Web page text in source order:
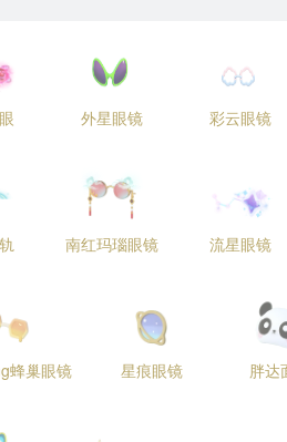
外星眼镜 彩云眼镜
南红玛瑙眼镜 流星眼镜
蜂巢眼镜 星痕眼镜 胖达